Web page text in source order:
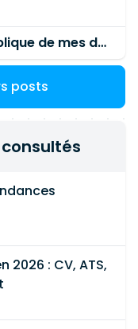
Ras-le-bol de l’exposition publique de mes données personnelles liées à mon entreprise
posts
2026 : CV, ATS,